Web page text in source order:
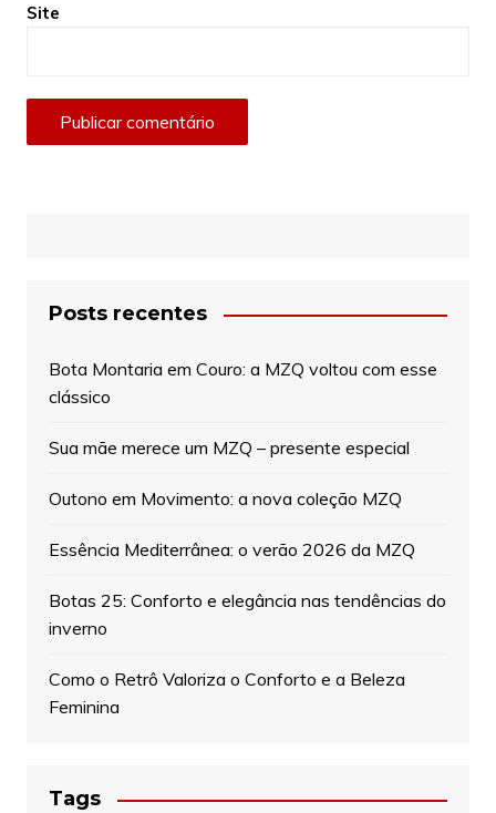
Site
Posts recentes
Bota Montaria em Couro: a MZQ voltou com esse
clássico
Sua mãe merece um MZQ – presente especial
Outono em Movimento: a nova coleção MZQ
Essência Mediterrânea: o verão 2026 da MZQ
Botas 25: Conforto e elegância nas tendências do
inverno
Como o Retrô Valoriza o Conforto e a Beleza
Feminina
Tags